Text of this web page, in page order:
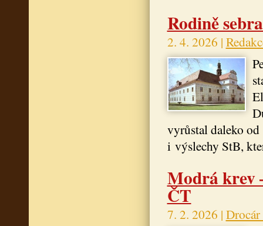
Rodině
2. 4. 2026 |
vyrůstal daleko
i výslechy StB,
Modrá krev
ČT
7. 2. 2026 | Drocár